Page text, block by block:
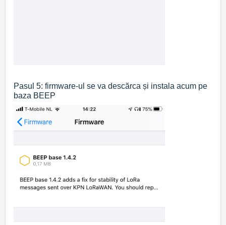
Pasul 5: firmware-ul se va descărca și instala acum pe
baza BEEP